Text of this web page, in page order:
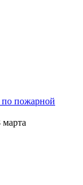
по пожарной
марта